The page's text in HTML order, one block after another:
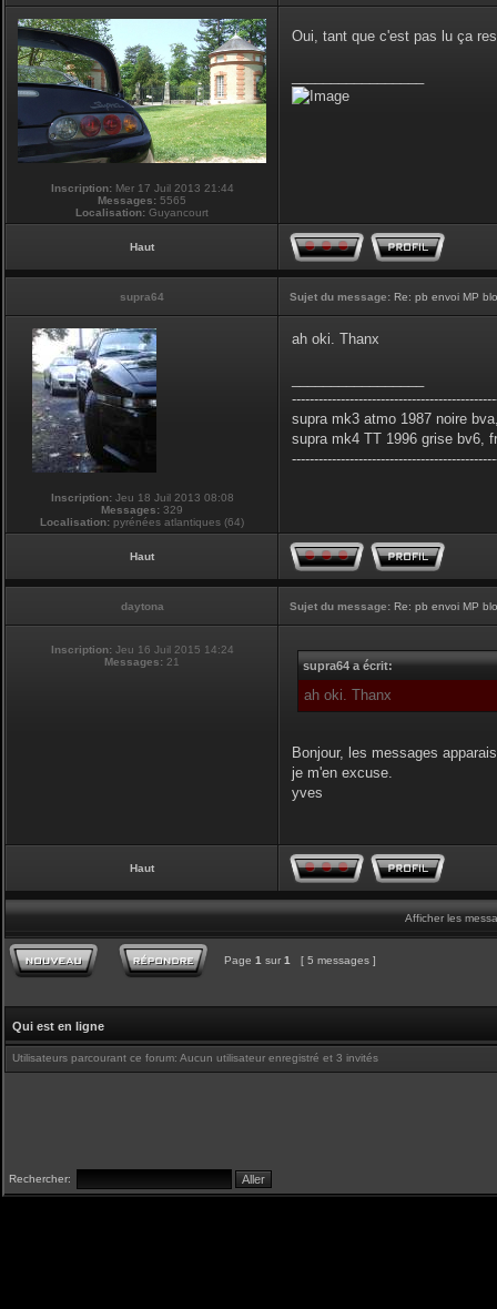
Inscription:Mer 17 Juil 2013 21:44
Messages: 5565
Localisation: Guyancourt
Oui, tant que c'est pas lu ça
Haut
supra64 Sujet du message: Re: pb envoi MP
Inscription:Jeu 18 Juil 2013 08:08
Messages: 329
Localisation: pyrénées atlantiques (64)
ah oki. Thanx
supra mk3 atmo 1987 noire
supra mk4 TT 1996 grise bv6,
Haut
daytona Sujet du message: Re: pb envoi MP
Inscription: Jeu 16 Juil 2015 14:24
Messages: 21 supra64 a écrit:
ah oki. Thanx
Bonjour, les messages
je m'en excuse.
yves
Haut
Afficher les
Page 1 sur 1 [ 5 messages ]
Qui est en ligne
Utilisateurs parcourant ce forum: Aucun utilisateur enregistré et 3 invités
Rechercher: